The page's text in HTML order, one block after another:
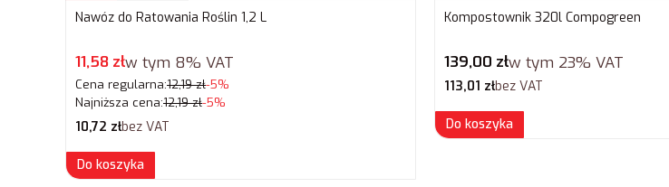
Nawóz do Ratowania Roślin 1,2 L
Cena promocyjna brutto
11,58 złw tym 8% VAT
Cena regularna:12,19 zł-5%
Najniższa cena:12,19 zł-5%
Cena netto
10,72 złbez VAT
Do koszyka
Kompostownik 320l Compogreen
Cena brutto
139,00 złw tym 23% VAT
Cena netto
113,01 złbez VAT
Do koszyka